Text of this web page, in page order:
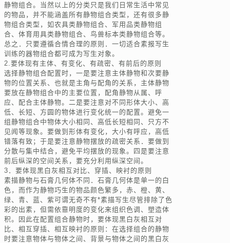
静物组合。当然以上的分类只是我们日常生活中常见
的物品，并不能涵盖所有静物组合类型，还有很多静
物组合类型，如农具类静物组合、军用品类静物组
合、体育用具类静物组合、鸟兽标本类静物组合等。
总之．只要遵循合情合理的原则．一切适合素报写生
训练的器物组合都可成为写生对象。
2.要体现有主体、有变化、有疏密、有前后的原则
选择静物组合配置时，一是要注意主体静物和次要静
物的位置关系、也就是主角与配角的关系，主体静物
要放在静物组合中的主要位置，配角静物从属、呼
应、配合主体静物。二是要注意对不同形体大小、高
低、长短、方圆的物体进行变化统一的配置。避免一
组静物组合中物体大小相同、高低长短相同、只方不
见闻等现象。要做到形体有变化，大小有呼应，高低
错落有致；于是要注意静物摆放的疏密关系．要做到
分散与集中结合，避免平均摆放的现象。四是要注意
前后纵深的空间关系，要充分利用纵深空间。
3．要体现黑白灰相互对比、穿插、映衬的原则
素描静物与石膏几何体不同．石膏几何体是单一的白
色，而作为静物巧生的物品颜色繁多，赤、橙、黄、
绿、青、蓝、紫可谓无奇不有*素描写生尽管排除了色
彩的出素，但需依靠明度的变化来组织色调、塑造体
积。因此在配置组合静物时，要体现黑白灰相互对
比、相互穿插、相互映衬的原则：在选择组合的静物
时要注意物体与物体之间、背景与物体之间的黑白灰